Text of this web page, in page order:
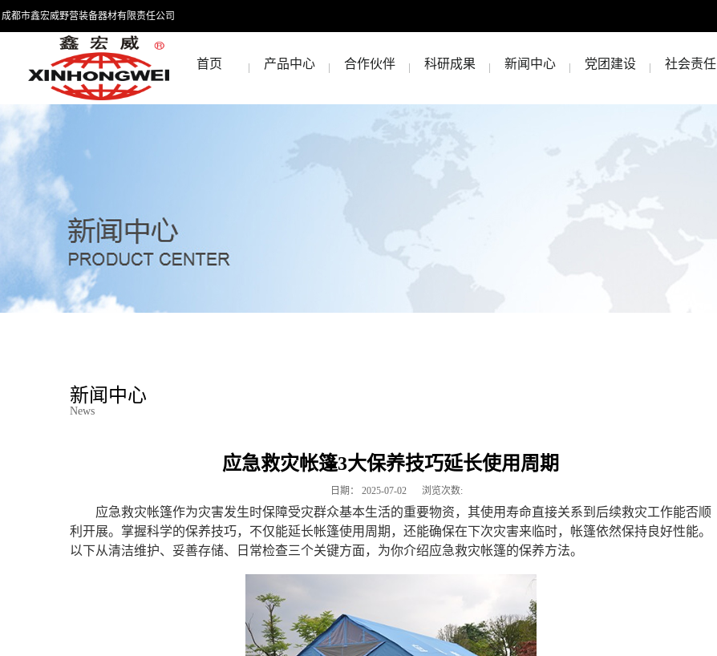
成都市鑫宏威野营装备器材有限责任公司
首页 产品中心 合作伙伴 科研成果 新闻中心 党团建设 社会责任
新闻中心
News
应急救灾帐篷3大保养技巧延长使用周期
日期： 2025-07-02 浏览次数:
应急救灾帐篷作为灾害发生时保障受灾群众基本生活的重要物资，其使用寿命直接关系到后续救灾工作能否顺
利开展。掌握科学的保养技巧，不仅能延长帐篷使用周期，还能确保在下次灾害来临时，帐篷依然保持良好性能。
以下从清洁维护、妥善存储、日常检查三个关键方面，为你介绍应急救灾帐篷的保养方法。